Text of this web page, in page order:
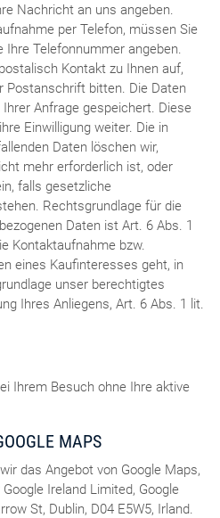
Nachricht an uns angeben.
per Telefon, müssen Sie
Telefonnummer angeben.
Kontakt zu Ihnen auf,
Postanschrift bitten. Die Daten
Anfrage gespeichert. Diese
Einwilligung weiter. Die in
Daten löschen wir,
mehr erforderlich ist, oder
falls gesetzliche
Rechtsgrundlage für die
Daten ist Art. 6 Abs. 1
Kontaktaufnahme bzw.
eines Kaufinteresses geht, in
unser berechtigtes
Ihres Anliegens, Art. 6 Abs. 1 lit.
Ihrem Besuch ohne Ihre aktive
MAPS
das Angebot von Google Maps,
Ireland Limited, Google
St, Dublin, D04 E5W5, Irland.